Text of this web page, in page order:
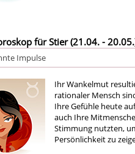
für Stier (21.04. -
Impulse
Ihr Wankelmut
rationaler Mensch
Ihre Gefühle heute
auch Ihre
Stimmung nutzten,
Persönlichkeit zu